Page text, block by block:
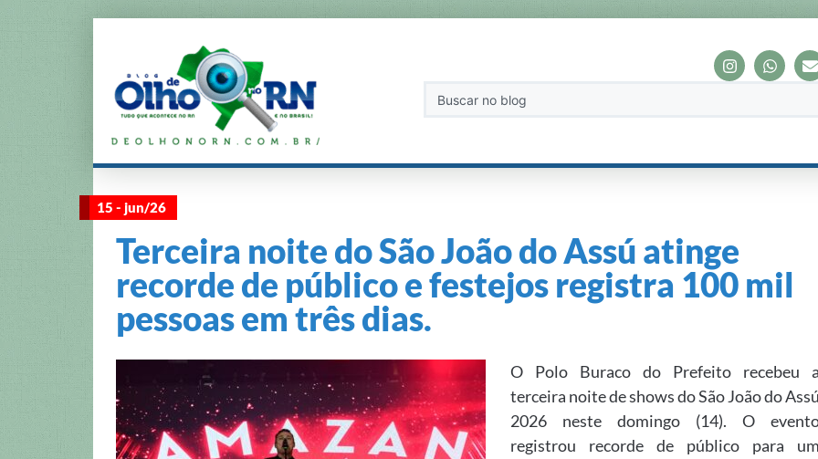
15 - jun/26
Terceira noite do São João do Assú atinge
recorde de público e festejos registra 100 mil
pessoas em três dias.
O Polo Buraco do Prefeito recebeu
terceira noite de shows do São João do
2026 neste domingo (14). O
registrou recorde de público para